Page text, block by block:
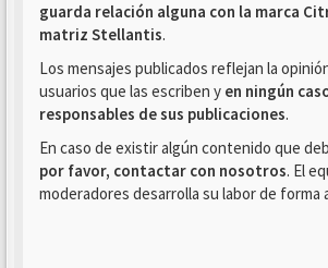
guarda relación alguna con la marca
matriz Stellantis.
Los mensajes publicados reflejan la
usuarios que las escriben y en ningún
responsables de sus publicaciones.
En caso de existir algún contenido que
por favor, contactar con nosotros. El
moderadores desarrolla su labor de forma